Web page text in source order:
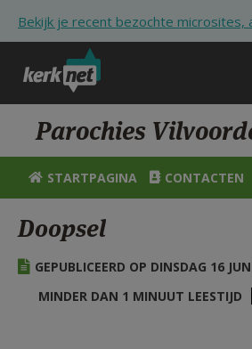
Bekijk je recent bezochte microsites,
STARTPAGINA
KERK
VIERINGEN
SHOP
ZOEKEN
Parochies
STARTPAGINA CONTACTEN
Doopsel
GEPUBLICEERD OP DINSDAG 16
MINDER DAN 1 MINUUT LEESTIJD